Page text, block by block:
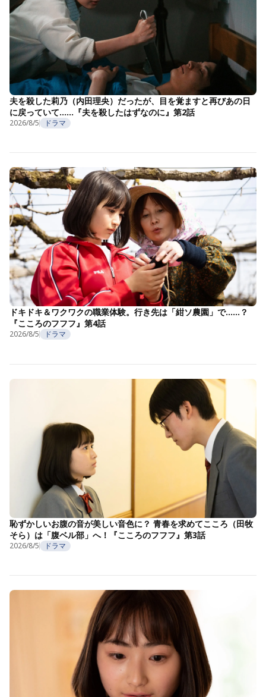
夫を殺した莉乃（内田理央）だったが、目を覚ますと再びあの日
に戻っていて……『夫を殺したはずなのに』第2話
2026/8/5 ドラマ
ドキドキ＆ワクワクの職業体験。行き先は「紺ソ農園」で……？
『こころのフフフ』第4話
2026/8/5 ドラマ
恥ずかしいお腹の音が美しい音色に？ 青春を求めてこころ（田牧
そら）は「腹ベル部」へ！『こころのフフフ』第3話
2026/8/5 ドラマ